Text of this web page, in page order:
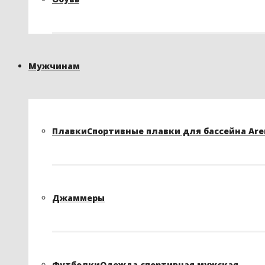
Мужчинам
ПлавкиСпортивные плавки для бассейна
Джаммеры